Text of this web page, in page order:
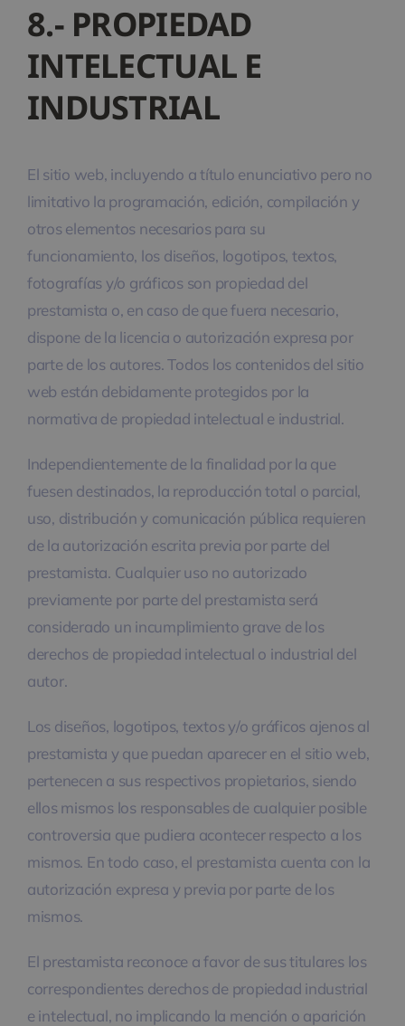
8.- PROPIEDAD
INTELECTUAL E
INDUSTRIAL
El sitio web, incluyendo a título enunciativo pero no
limitativo la programación, edición, compilación y
otros elementos necesarios para su
funcionamiento, los diseños, logotipos, textos,
fotografías y/o gráficos son propiedad del
prestamista o, en caso de que fuera necesario,
dispone de la licencia o autorización expresa por
parte de los autores. Todos los contenidos del sitio
web están debidamente protegidos por la
normativa de propiedad intelectual e industrial.
Independientemente de la finalidad por la que
fuesen destinados, la reproducción total o parcial,
uso, distribución y comunicación pública requieren
de la autorización escrita previa por parte del
prestamista. Cualquier uso no autorizado
previamente por parte del prestamista será
considerado un incumplimiento grave de los
derechos de propiedad intelectual o industrial del
autor.
Los diseños, logotipos, textos y/o gráficos ajenos al
prestamista y que puedan aparecer en el sitio web,
pertenecen a sus respectivos propietarios, siendo
ellos mismos los responsables de cualquier posible
controversia que pudiera acontecer respecto a los
mismos. En todo caso, el prestamista cuenta con la
autorización expresa y previa por parte de los
mismos.
El prestamista reconoce a favor de sus titulares los
correspondientes derechos de propiedad industrial
e intelectual, no implicando la mención o aparición